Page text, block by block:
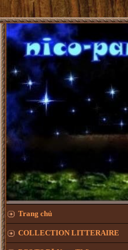
Trang chủ
COLLECTION LITTERAIRE